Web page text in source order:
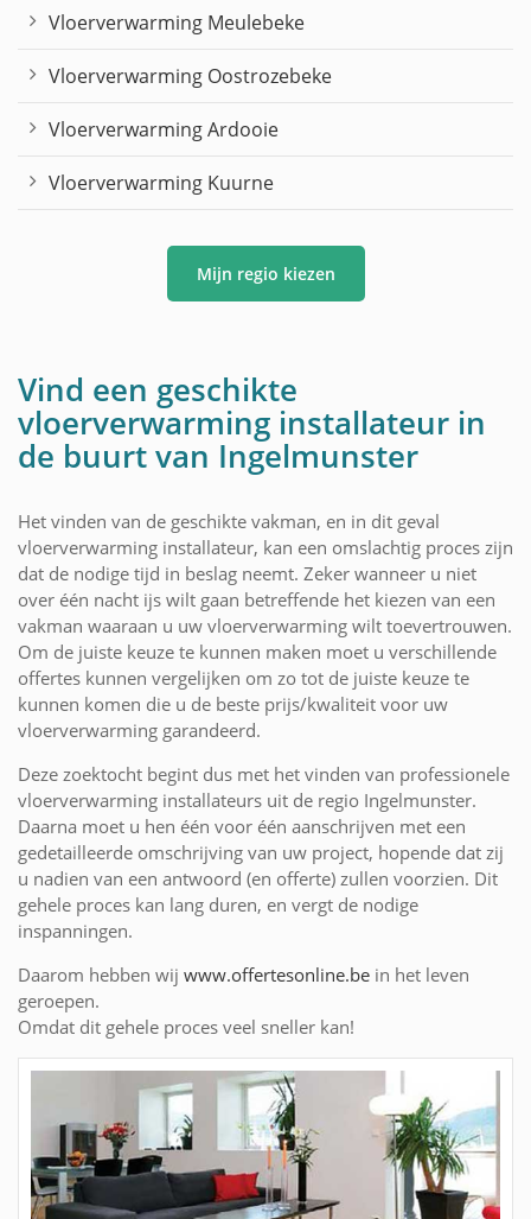
Vloerverwarming Meulebeke
Vloerverwarming Oostrozebeke
Vloerverwarming Ardooie
Vloerverwarming Kuurne
Mijn regio kiezen
Vind een geschikte
vloerverwarming installateur in
de buurt van Ingelmunster
Het vinden van de geschikte vakman, en in dit geval
vloerverwarming installateur, kan een omslachtig proces zijn
dat de nodige tijd in beslag neemt. Zeker wanneer u niet
over één nacht ijs wilt gaan betreffende het kiezen van een
vakman waaraan u uw vloerverwarming wilt toevertrouwen.
Om de juiste keuze te kunnen maken moet u verschillende
offertes kunnen vergelijken om zo tot de juiste keuze te
kunnen komen die u de beste prijs/kwaliteit voor uw
vloerverwarming garandeerd.
Deze zoektocht begint dus met het vinden van professionele
vloerverwarming installateurs uit de regio Ingelmunster.
Daarna moet u hen één voor één aanschrijven met een
gedetailleerde omschrijving van uw project, hopende dat zij
u nadien van een antwoord (en offerte) zullen voorzien. Dit
gehele proces kan lang duren, en vergt de nodige
inspanningen.
Daarom hebben wij www.offertesonline.be in het leven
geroepen.
Omdat dit gehele proces veel sneller kan!